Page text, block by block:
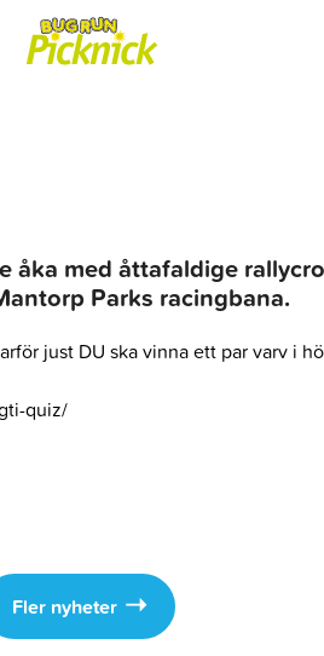
åka med åttafaldige
Parks racingbana.
just DU ska vinna ett par varv i
quiz/
Fler nyheter